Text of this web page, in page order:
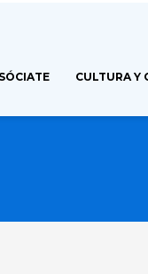
CULTURA Y